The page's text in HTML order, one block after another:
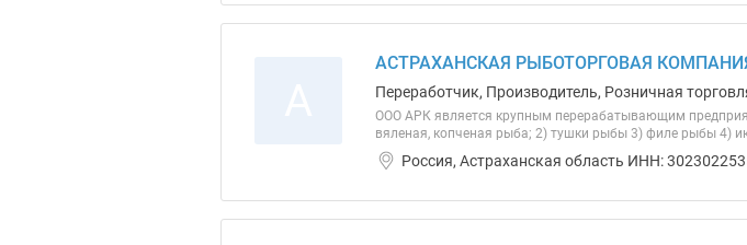
АСТРАХАНСКАЯ РЫБОТОРГОВАЯ
Переработчик, Производитель, Розничная
ООО АРК является крупным перерабатывающим
вяленая, копченая рыба; 2) тушки рыбы 3) филе рыбы 4)
Россия, Астраханская область ИНН: